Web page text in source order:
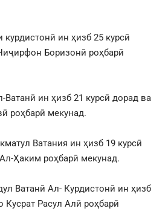
ин ҳизб 25 курсӣ
Боризонӣ роҳбарӣ
ин ҳизб 21 курсӣ дорад ва
роҳбарӣ мекунад.
Ватания ин ҳизб 19 курсӣ
Ҳаким роҳбарӣ мекунад.
Ватанӣ Ал- Курдистонӣ ин ҳизб
Кусрат Расул Алӣ роҳбарӣ